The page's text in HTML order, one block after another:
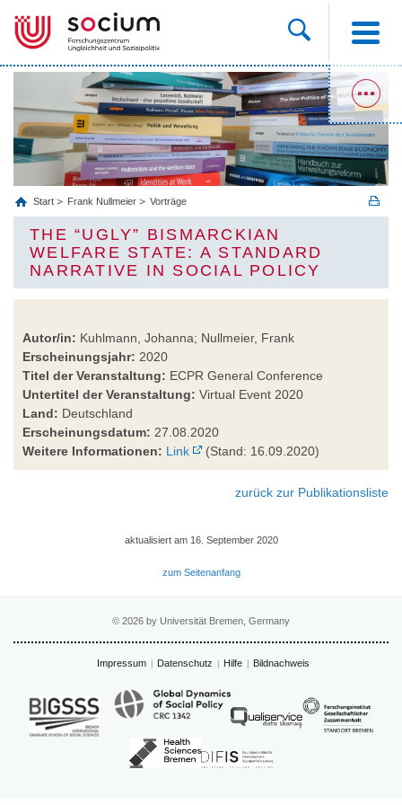
Start Frank Nullmeier Vorträge
THE “UGLY” BISMARCKIAN
WELFARE STATE: A STANDARD
NARRATIVE IN SOCIAL POLICY
Autor/in: Kuhlmann, Johanna; Nullmeier, Frank
Erscheinungsjahr: 2020
Titel der Veranstaltung: ECPR General Conference
Untertitel der Veranstaltung: Virtual Event 2020
Land: Deutschland
Erscheinungsdatum: 27.08.2020
Weitere Informationen: Link (Stand: 16.09.2020)
zurück zur Publikationsliste
aktualisiert am 16. September 2020
zum Seitenanfang
© 2026 by Universität Bremen, Germany
Impressum Datenschutz Hilfe Bildnachweis